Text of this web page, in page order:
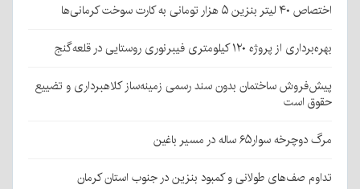
اختصاص ۴۰ لیتر بنزین ۵ هزار تومانی به کارت سوخت کرمانی‌ها
بهره‌برداری از پروژه ۱۲۰ کیلومتری فیبرنوری روستایی در قلعه‌گنج
پیش‌فروش ساختمان بدون سند رسمی زمینه‌ساز کلاهبرداری و تضییع
حقوق است
مرگ دوچرخه سوار۶۵ ساله در مسیر باغین
تداوم صف‌های طولانی و کمبود بنزین در جنوب استان کرمان